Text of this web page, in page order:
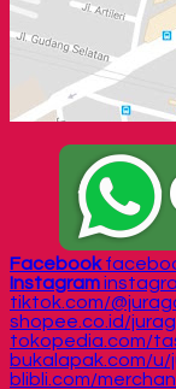
Facebook
Instagram
tiktok.com/
shopee.co.id/
tokopedia.com/
bukalapak.com/
blibli.com/